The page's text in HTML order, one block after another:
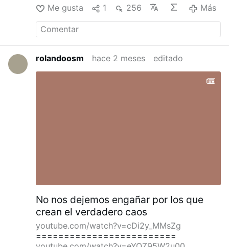
Me gusta 1 256 Más
rolandoosm hace 2 meses editado
No nos dejemos engañar por los que
crean el verdadero caos
youtube.com/watch?v=cDi2y_MMsZg
=========================